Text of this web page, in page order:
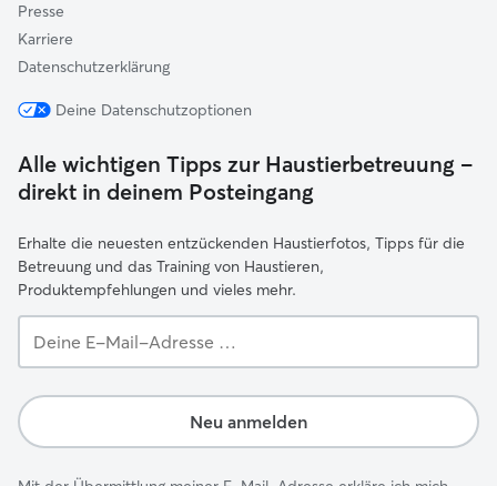
Presse
Karriere
Datenschutzerklärung
Deine Datenschutzoptionen
Alle wichtigen Tipps zur Haustierbetreuung –
direkt in deinem Posteingang
Erhalte die neuesten entzückenden Haustierfotos, Tipps für die
Betreuung und das Training von Haustieren,
Produktempfehlungen und vieles mehr.
E-
Adresse …
Neu anmelden